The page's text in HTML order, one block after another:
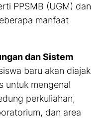
PPSMB (UGM) dan
manfaat
dan Sistem
baru akan diajak
untuk mengenal
perkuliahan,
dan area